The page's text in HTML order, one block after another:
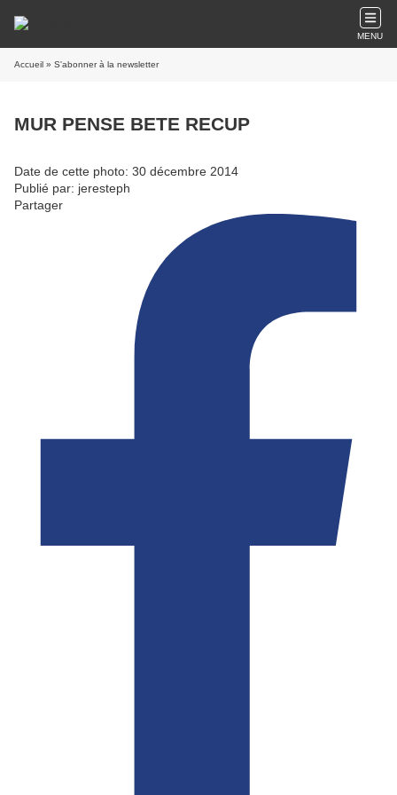
MENU
Accueil » S'abonner à la newsletter
MUR PENSE BETE RECUP
Date de cette photo: 30 décembre 2014
Publié par: jeresteph
Partager